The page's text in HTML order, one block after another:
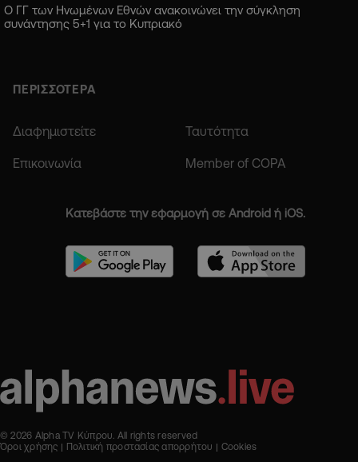
Ο ΓΓ των Ηνωμένων Εθνών ανακοινώνει την σύγκληση
συνάντησης 5+1 για το Κυπριακό
ΠΕΡΙΣΣΟΤΕΡΑ
Διαφημιστείτε Ταυτότητα
Επικοινωνία Member of COPA
Κατεβάστε την εφαρμογή σε Android ή iOS.
© 2026 Alpha TV Κύπρου. All rights reserved
Όροι χρήσης
Πολιτική προστασίας απορρήτου Cookies